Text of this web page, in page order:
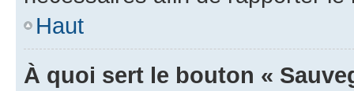
Haut
À quoi sert le bouton «